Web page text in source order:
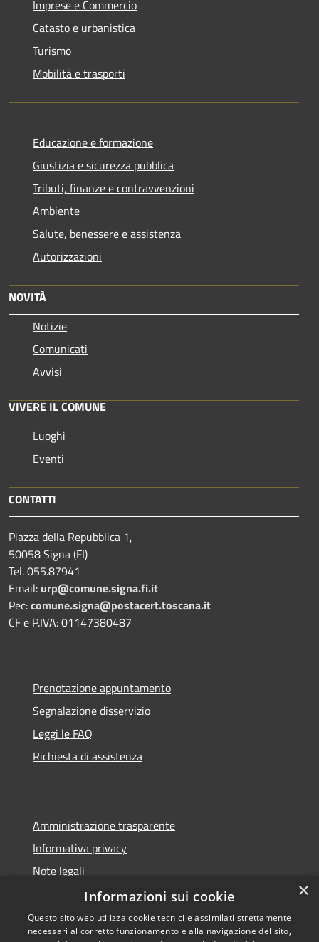
Imprese e Commercio
Catasto e urbanistica
Turismo
Mobilità e trasporti
Educazione e formazione
Giustizia e sicurezza pubblica
Tributi, finanze e contravvenzioni
Ambiente
Salute, benessere e assistenza
Autorizzazioni
NOVITÀ
Notizie
Comunicati
Avvisi
VIVERE IL COMUNE
Luoghi
Eventi
CONTATTI
Piazza della Repubblica 1,
50058 Signa (FI)
Tel. 055.87941
Email: urp@comune.signa.fi.it
Pec:comune.signa@postacert.toscana.it
CF e P.IVA: 01147380487
Prenotazione appuntamento
Segnalazione disservizio
Leggi le FAQ
Richiesta di assistenza
Amministrazione trasparente
Informativa privacy
Note legali
Dichiarazione di accessibilità
×
Informazioni sui cookie
Questo sito web utilizza cookie tecnici e assimilati strettamente
necessari al corretto funzionamento e alla navigazione del sito,